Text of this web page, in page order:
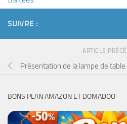
SUIVRE :
ARTICLE
Présentation de la lampe de
BONS PLAN AMAZON ET DOMADOO